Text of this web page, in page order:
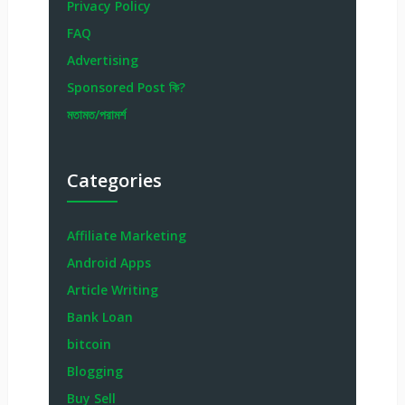
Privacy Policy
FAQ
Advertising
Sponsored Post কি?
মতামত/পরামর্শ
Categories
Affiliate Marketing
Android Apps
Article Writing
Bank Loan
bitcoin
Blogging
Buy Sell